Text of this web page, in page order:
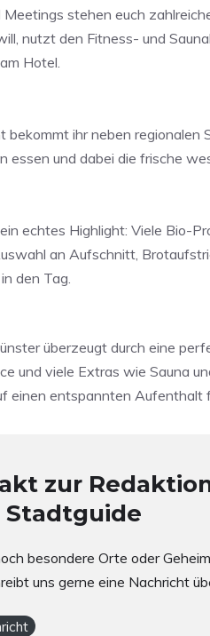
Meetings stehen euch
nutzt den Fitness- und
Hotel.
bekommt ihr neben
essen und dabei die frische
echtes Highlight: Viele Bio-
an Aufschnitt,
den Tag.
überzeugt durch eine
und viele Extras wie Sauna
einen entspannten Aufenthalt
zur
Stadtguide
besondere Orte oder
uns gerne eine Nachricht